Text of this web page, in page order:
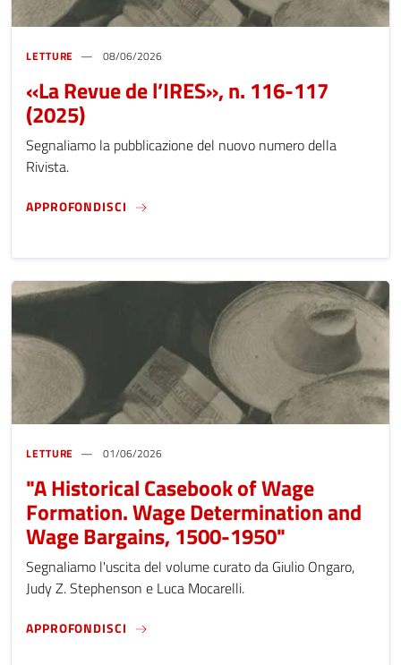
LETTURE 08/06/2026
«La Revue de l’IRES», n. 116-117
(2025)
Segnaliamo la pubblicazione del nuovo numero della
Rivista.
APPROFONDISCI «LA REVUE DE L’IRES», N. 116-117 (2025)
LETTURE 01/06/2026
"A Historical Casebook of Wage
Formation. Wage Determination and
Wage Bargains, 1500-1950"
Segnaliamo l'uscita del volume curato da Giulio Ongaro,
Judy Z. Stephenson e Luca Mocarelli.
APPROFONDISCI "A HISTORICAL CASEBOOK OF WAGE